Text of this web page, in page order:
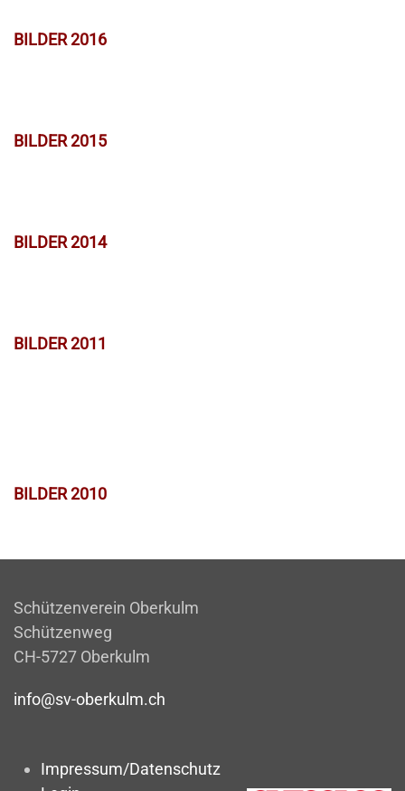
BILDER 2016
BILDER 2015
BILDER 2014
BILDER 2011
BILDER 2010
Schützenverein Oberkulm
Schützenweg
CH-5727 Oberkulm
info@sv-oberkulm.ch
Impressum/Datenschutz